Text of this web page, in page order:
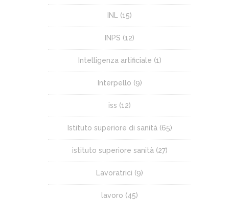
INL (15)
INPS (12)
Intelligenza artificiale (1)
Interpello (9)
iss (12)
Istituto superiore di sanità (65)
istituto superiore sanità (27)
Lavoratrici (9)
lavoro (45)